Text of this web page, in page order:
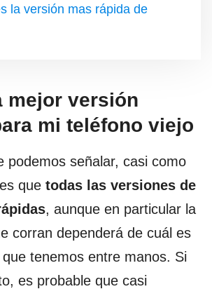
la versión mas rápida de
mejor versión
mi teléfono viejo
podemos señalar, casi como
que todas las versiones de
, aunque en particular la
corran dependerá de cuál es
tenemos entre manos. Si
es probable que casi